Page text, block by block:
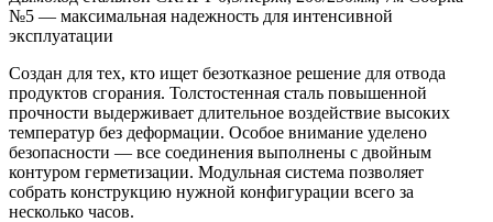
№5 — максимальная надежность для интенсивной
эксплуатации
Создан для тех, кто ищет безотказное решение для отвода
продуктов сгорания. Толстостенная сталь повышенной
прочности выдерживает длительное воздействие высоких
температур без деформации. Особое внимание уделено
безопасности — все соединения выполнены с двойным
контуром герметизации. Модульная система позволяет
собрать конструкцию нужной конфигурации всего за
несколько часов.